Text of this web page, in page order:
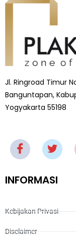
Jl. Ringroad Timur
Banguntapan,
Yogyakarta 55198
INFORMASI
Kebijakan Privasi
Disclaimer